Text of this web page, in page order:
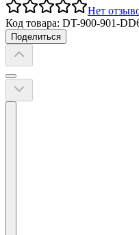
Нет
Код товара: DT-900-901-
Поделиться